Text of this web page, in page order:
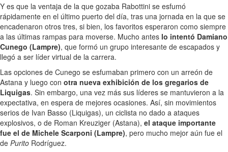
Y es que la ventaja de la que gozaba Rabottini se esfumó
rápidamente en el último puerto del día, tras una jornada en la que se
encadenaron otros tres, si bien, los favoritos esperaron como siempre
a las últimas rampas para moverse. Mucho antes lo intentó Damiano
Cunego (Lampre), que formó un grupo interesante de escapados y
llegó a ser líder virtual de la carrera.
Las opciones de Cunego se esfumaban primero con un arreón de
Astana y luego con otra nueva exhibición de los gregarios de
Liquigas. Sin embargo, una vez más sus líderes se mantuvieron a la
expectativa, en espera de mejores ocasiones. Así, sin movimientos
serios de Ivan Basso (Liquigas), un ciclista no dado a ataques
explosivos, o de Roman Kreuziger (Astana), el ataque importante
fue el de Michele Scarponi (Lampre), pero mucho mejor aún fue el
de Purito Rodríguez.